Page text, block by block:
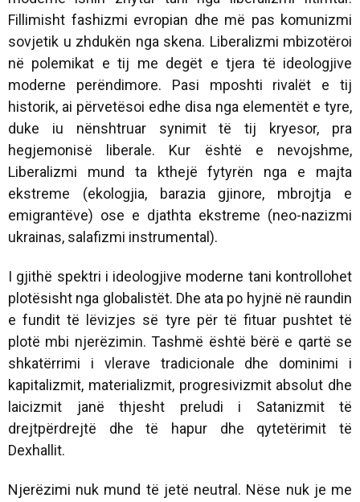
Fillimisht fashizmi evropian dhe më pas komunizmi
sovjetik u zhdukën nga skena. Liberalizmi mbizotëroi
në polemikat e tij me degët e tjera të ideologjive
moderne perëndimore. Pasi mposhti rivalët e tij
historik, ai përvetësoi edhe disa nga elementët e tyre,
duke iu nënshtruar synimit të tij kryesor, pra
hegjemonisë liberale. Kur është e nevojshme,
Liberalizmi mund ta kthejë fytyrën nga e majta
ekstreme (ekologjia, barazia gjinore, mbrojtja e
emigrantëve) ose e djathta ekstreme (neo-nazizmi
ukrainas, salafizmi instrumental).
I gjithë spektri i ideologjive moderne tani kontrollohet
plotësisht nga globalistët. Dhe ata po hyjnë në raundin
e fundit të lëvizjes së tyre për të fituar pushtet të
plotë mbi njerëzimin. Tashmë është bërë e qartë se
shkatërrimi i vlerave tradicionale dhe dominimi i
kapitalizmit, materializmit, progresivizmit absolut dhe
laicizmit janë thjesht preludi i Satanizmit të
drejtpërdrejtë dhe të hapur dhe qytetërimit të
Dexhallit.
Njerëzimi nuk mund të jetë neutral. Nëse nuk je me